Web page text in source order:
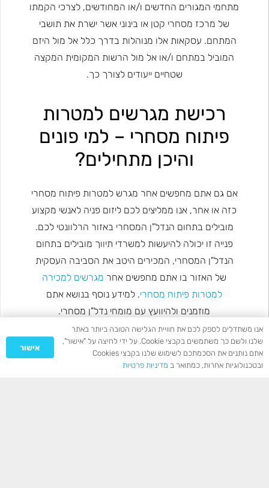
מתחמי המגורים החדשים ו/או המחודשים, לצרכי הקמתו
של מרכז מסחרי קטן או בינוני אשר ישרת את תושבי
המתחם. עסקאות אלו מנוהלות בדרך כלל אל מול היזם
המוביל במתחם ו/או אל מול הרשות המקומית המקצה
שטחיים ייעודים לצורך כך.
רכישת מגרשים למטרות
פיתוח מסחרי – למי פונים
והיכן מתחילים?
אם גם אתם מחפשים אחר מגרש למטרות פיתוח מסחרי
כזה או אחר, אנו ממליצים לכם ליזום פניה לאנשי מקצוע
מובילים בתחום הנדל"ן המסחרי באזור הרלוונטי לכם.
פנייה זו יכולה להיעשות למשרדי תיווך מובילים בתחום
הנדל"ן המסחרי, המכירים היטב את הסביבה העסקית
של האזור בו אתם מחפשים אחר מגרשים למכירה
למטרות פיתוח מסחרי. למידע נוסף בנושא אתם
מוזמנים ולהיוועץ עם מומחי נדל"ן מסחרי.
רוצים לקבל שרותי תיווך
אנו משתדלים לספק לכם את חוויית הגלישה הטובה ביותר באתר
שלנו ולשם כך משתמשים בקבצי Cookie. על ידי לחיצה על "אישור",
אתם נותנים את הסכמתכם לשימוש שלנו בקבצי Cookies
ובטכנולוגיות אחרות, כמתואר ב מדיניות פרטיות
אישור